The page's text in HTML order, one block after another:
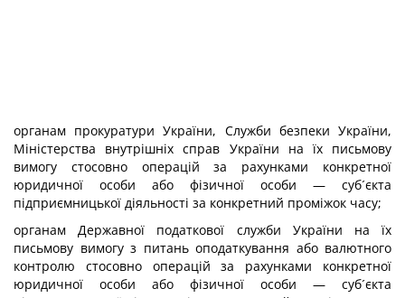
органам прокуратури України, Служби безпеки України,
Міністерства внутрішніх справ України на їх письмову
вимогу стосовно операцій за рахунками конкретної
юридичної особи або фізичної особи — суб´єкта
підприємницької діяльності за конкретний проміжок часу;
органам Державної податкової служби України на їх
письмову вимогу з питань оподаткування або валютного
контролю стосовно операцій за рахунками конкретної
юридичної особи або фізичної особи — суб´єкта